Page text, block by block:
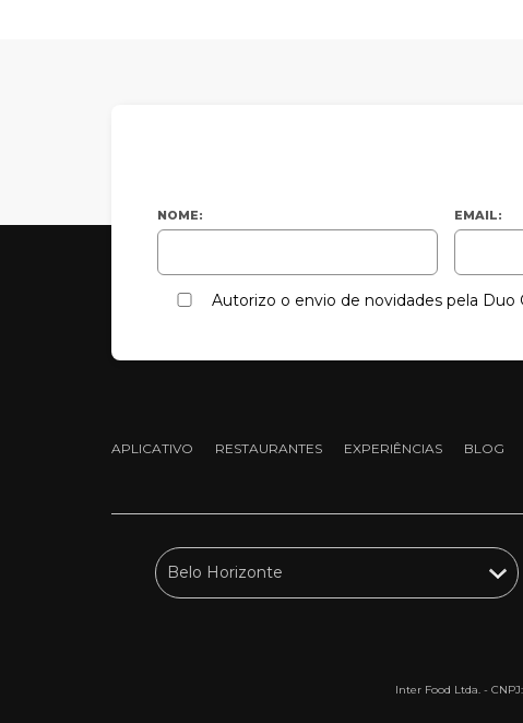
NOME: EMAIL:
Autorizo o envio de novidades pela
APLICATIVO RESTAURANTES EXPERIÊNCIAS BLOG
Inter Food Ltda. -